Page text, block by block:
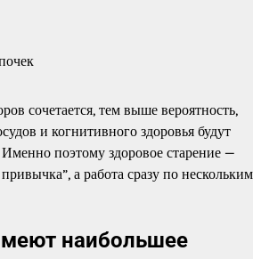
сочетается, тем выше вероятность,
и когнитивного здоровья будут
Именно поэтому здоровое старение —
а работа сразу по нескольким
наибольшее